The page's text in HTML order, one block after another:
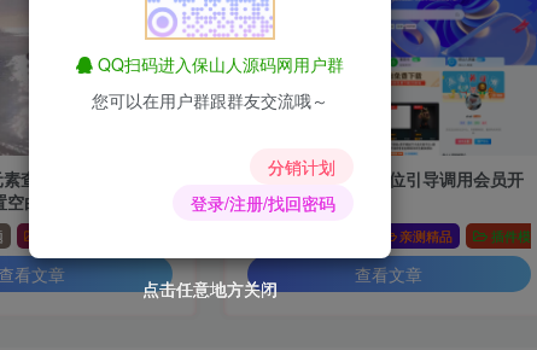
查看源代码自动将
白页
查看文章
子比主题美化-广告位引导调用会员开
通模块代码
亲测精品 插件模板
查看文章
点击任意地方关闭
点击任意地方关闭
点击任意地方关闭
QQ扫码进入保山人源码网用户群
您可以在用户群跟群友交流哦～
分销计划
登录/注册/找回密码